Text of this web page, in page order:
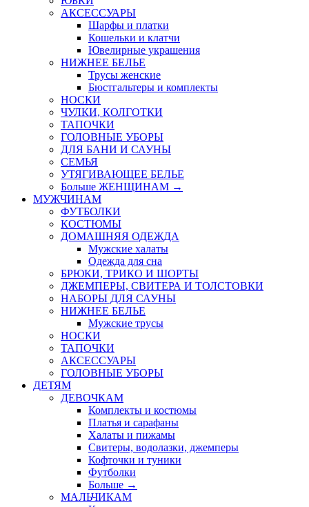
AКСЕССУАРЫ
Шарфы и платки
Кошельки и клатчи
Ювелирные украшения
НИЖНЕЕ БЕЛЬЕ
Трусы женские
Бюстгальтеры и комплекты
НОСКИ
ЧУЛКИ, КОЛГОТКИ
ТАПОЧКИ
ГОЛОВНЫЕ УБОРЫ
ДЛЯ БАНИ И САУНЫ
СЕМЬЯ
УТЯГИВАЮЩЕЕ БЕЛЬЕ
Больше ЖЕНЩИНАМ →
МУЖЧИНАМ
ФУТБОЛКИ
КОСТЮМЫ
ДОМАШНЯЯ ОДЕЖДА
Мужские халаты
Одежда для сна
БРЮКИ, ТРИКО И ШОРТЫ
ДЖЕМПЕРЫ, СВИТЕРА И ТОЛСТОВКИ
НАБОРЫ ДЛЯ САУНЫ
НИЖНЕЕ БЕЛЬЕ
Мужские трусы
НОСКИ
ТАПОЧКИ
АКСЕССУАРЫ
ГОЛОВНЫЕ УБОРЫ
ДЕТЯМ
ДЕВОЧКАМ
Комплекты и костюмы
Платья и сарафаны
Халаты и пижамы
Свитеры, водолазки, джемперы
Кофточки и туники
Футболки
Больше →
МАЛЬЧИКАМ